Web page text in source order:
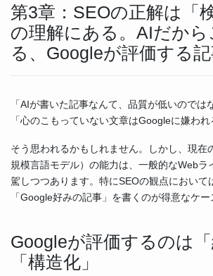
第3章：SEOの正解は「
の理解にある。AIだから
る、Googleが評価する
「AIが書いた記事なんて、品質が低いのでは
「心のこもっていない文章はGoogleに嫌われ
そう思われるかもしれません。しかし、現在
規模言語モデル）の能力は、一般的なWebラ
駕しつつあります。特にSEOの観点において
「Google好みの記事」を書くのが得意なケー
Googleが評価するのは
「構造化」